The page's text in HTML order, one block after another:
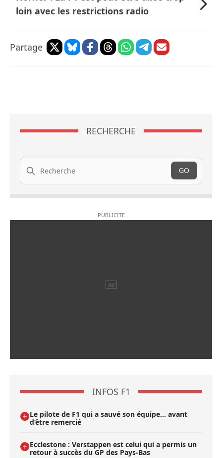
loin avec les restrictions radio
Partage
RECHERCHE
Recherche
GO
INFOS F1
Le pilote de F1 qui a sauvé son équipe… avant
d’être remercié
Ecclestone : Verstappen est celui qui a permis un
retour à succès du GP des Pays-Bas